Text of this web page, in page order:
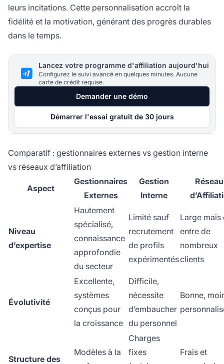
leurs incitations. Cette personnalisation accroît la
fidélité et la motivation, générant des progrès durables
dans le temps.
Lancez votre programme d'affiliation aujourd'hui
Configurez le suivi avancé en quelques minutes. Aucune
carte de crédit requise.
Demander une démo
Démarrer l'essai gratuit de 30 jours
Comparatif : gestionnaires externes vs gestion interne
vs réseaux d’affiliation
Aspect
Gestionnaires
Externes
Gestion
Interne
Niveau
d’expertise
Hautement
spécialisé,
connaissance
approfondie
du secteur
Limité sauf
recrutement
de profils
expérimentés
Large mais
entre de
nombreux
clients
Évolutivité
Excellente,
systèmes
conçus pour
la croissance
Difficile,
nécessite
d’embaucher
du personnel
Bonne,
Structure des
Modèles à la
Charges
fixes
Frais et